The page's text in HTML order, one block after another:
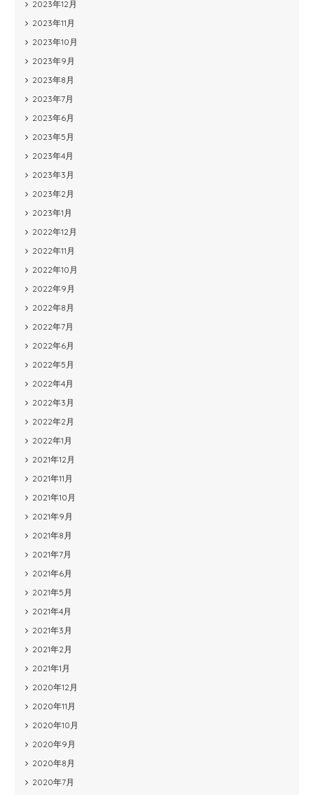
2023年12月
2023年11月
2023年10月
2023年9月
2023年8月
2023年7月
2023年6月
2023年5月
2023年4月
2023年3月
2023年2月
2023年1月
2022年12月
2022年11月
2022年10月
2022年9月
2022年8月
2022年7月
2022年6月
2022年5月
2022年4月
2022年3月
2022年2月
2022年1月
2021年12月
2021年11月
2021年10月
2021年9月
2021年8月
2021年7月
2021年6月
2021年5月
2021年4月
2021年3月
2021年2月
2021年1月
2020年12月
2020年11月
2020年10月
2020年9月
2020年8月
2020年7月